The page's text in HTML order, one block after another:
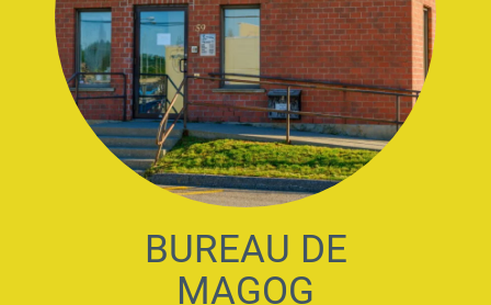
BUREAU DE
MAGOG